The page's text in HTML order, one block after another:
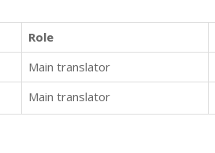
Role
Main translator
Main translator